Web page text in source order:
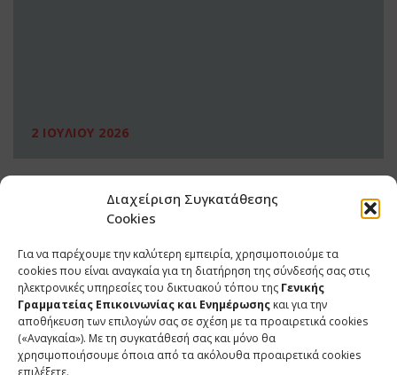
Διαχείριση Συγκατάθεσης
Cookies
Για να παρέχουμε την καλύτερη εμπειρία, χρησιμοποιούμε τα
cookies που είναι αναγκαία για τη διατήρηση της σύνδεσής σας στις
ηλεκτρονικές υπηρεσίες του δικτυακού τόπου της Γενικής
Γραμματείας Επικοινωνίας και Ενημέρωσης και για την
αποθήκευση των επιλογών σας σε σχέση με τα προαιρετικά cookies
(«Αναγκαία»). Με τη συγκατάθεσή σας και μόνο θα
χρησιμοποιήσουμε όποια από τα ακόλουθα προαιρετικά cookies
επιλέξετε.
2 ΙΟΥΛΙΟΥ 2026
ΕΠΙΚΟΙΝΩΝΙΑ